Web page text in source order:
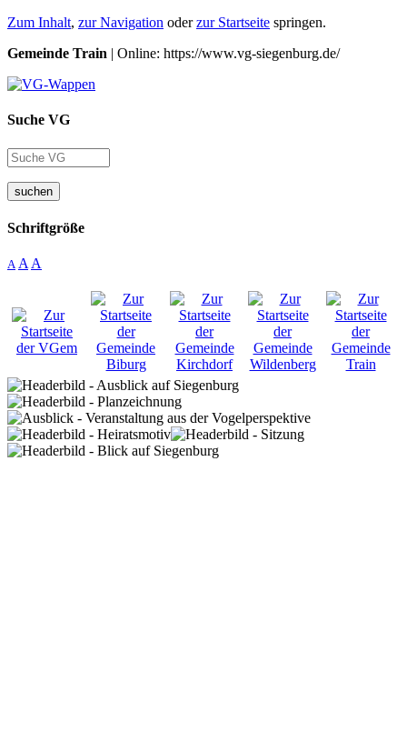
Zum Inhalt, zur Navigation oderzur Startseite springen.
Gemeinde Train | Online: https://www.vg-siegenburg.de/
Suche VG
suchen
Schriftgröße
A A A